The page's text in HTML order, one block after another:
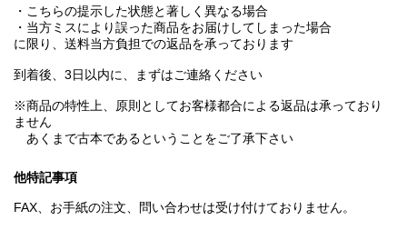
・こちらの提示した状態と著しく異なる場合
・当方ミスにより誤った商品をお届けしてしまった場合
に限り、送料当方負担での返品を承っております
到着後、3日以内に、まずはご連絡ください
※商品の特性上、原則としてお客様都合による返品は承っており
ません
あくまで古本であるということをご了承下さい
他特記事項
FAX、お手紙の注文、問い合わせは受け付けておりません。